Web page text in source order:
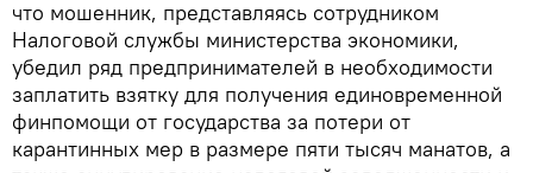
что мошенник, представляясь сотрудником
Налоговой службы министерства экономики,
убедил ряд предпринимателей в необходимости
заплатить взятку для получения единовременной
финпомощи от государства за потери от
карантинных мер в размере пяти тысяч манатов, а